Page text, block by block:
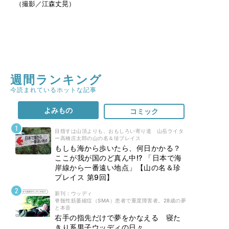
（撮影／江森丈晃）
週間ランキング
今読まれているホットな記事
よみもの コミック
目指すは山頂よりも、おもしろい寄り道 山岳ライタ
ー高橋庄太郎の山の名＆珍プレイス
もしも海から歩いたら、何日かかる？
ここが我が国のど真ん中!? 「日本で海
岸線から一番遠い地点」【山の名＆珍
プレイス 第9回】
新刊 : ウッディ
脊髄性筋萎縮症（SMA）患者で重度障害者。28歳の夢
と本音
右手の指先だけで夢をかなえる 寝た
きり系男子ウッディの日々